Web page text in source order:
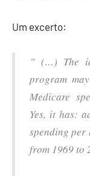
Um excerto:
” (…) The
program
Medicare
Yes, it has:
spending per
from 1969 to